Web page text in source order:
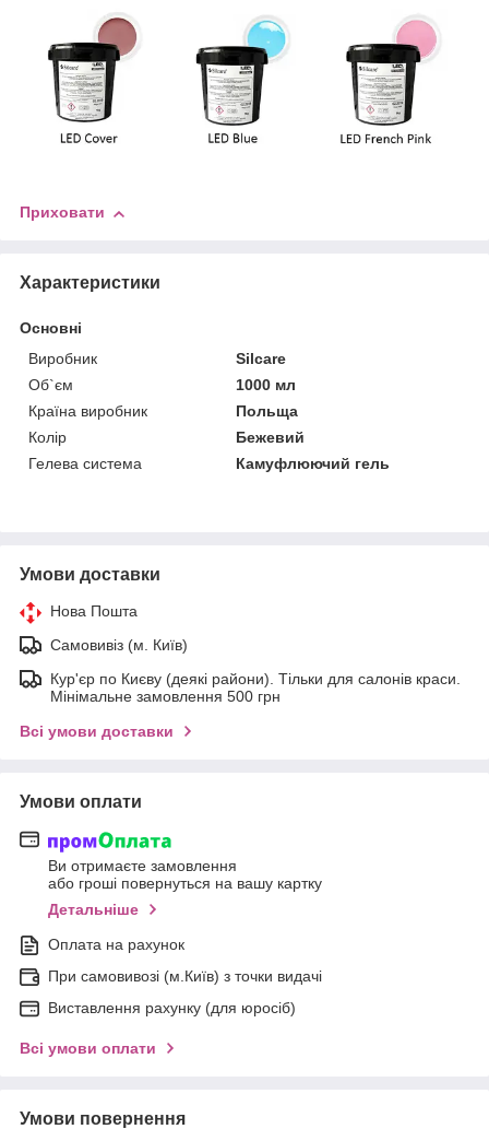
Приховати
Характеристики
Основні
Виробник
Silcare
Об`єм
1000 мл
Країна виробник
Польща
Колір
Бежевий
Гелева система
Камуфлюючий гель
Умови доставки
Нова Пошта
Самовивіз (м. Київ)
Кур'єр по Києву (деякі райони). Тільки для салонів краси.
Мінімальне замовлення 500 грн
Всі умови доставки
Умови оплати
Ви отримаєте замовлення
або гроші повернуться на вашу картку
Детальніше
Оплата на рахунок
При самовивозі (м.Київ) з точки видачі
Виставлення рахунку (для юросіб)
Всі умови оплати
Умови повернення